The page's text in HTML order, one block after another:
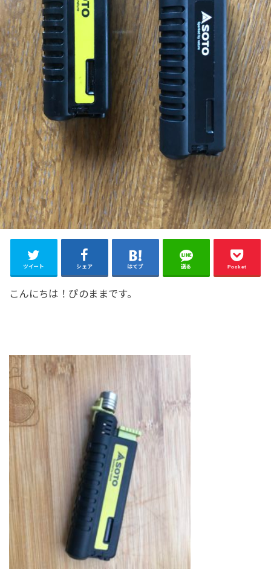
ツイート シェア はてブ 送る Pocket
こんにちは！ぴのままです。